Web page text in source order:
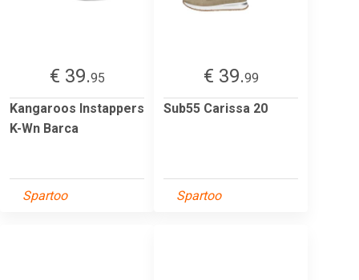
€ 39.95
Kangaroos Instappers
K-Wn Barca
Spartoo
€ 39.99
Sub55 Carissa 20
Spartoo